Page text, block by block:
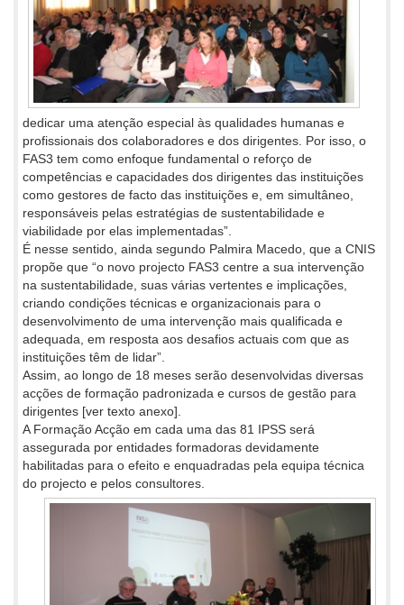
dedicar uma atenção especial às qualidades humanas e
profissionais dos colaboradores e dos dirigentes. Por isso, o
FAS3 tem como enfoque fundamental o reforço de
competências e capacidades dos dirigentes das instituições
como gestores de facto das instituições e, em simultâneo,
responsáveis pelas estratégias de sustentabilidade e
viabilidade por elas implementadas”.
É nesse sentido, ainda segundo Palmira Macedo, que a CNIS
propõe que “o novo projecto FAS3 centre a sua intervenção
na sustentabilidade, suas várias vertentes e implicações,
criando condições técnicas e organizacionais para o
desenvolvimento de uma intervenção mais qualificada e
adequada, em resposta aos desafios actuais com que as
instituições têm de lidar”.
Assim, ao longo de 18 meses serão desenvolvidas diversas
acções de formação padronizada e cursos de gestão para
dirigentes [ver texto anexo].
A Formação Acção em cada uma das 81 IPSS será
assegurada por entidades formadoras devidamente
habilitadas para o efeito e enquadradas pela equipa técnica
do projecto e pelos consultores.